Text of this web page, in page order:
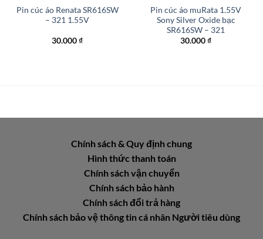
Pin cúc áo Renata SR616SW
– 321 1.55V
30.000₫
Pin cúc áo muRata 1.55V
Sony Silver Oxide bạc
SR616SW – 321
30.000₫
Chính sách & Quy định chung
Hình thức thanh toán
Chính sách vận chuyển
Chính sách bảo hành
Chính sách đổi trả hàng
Chính sách bảo vệ thông tin cá nhân Người tiêu dùng